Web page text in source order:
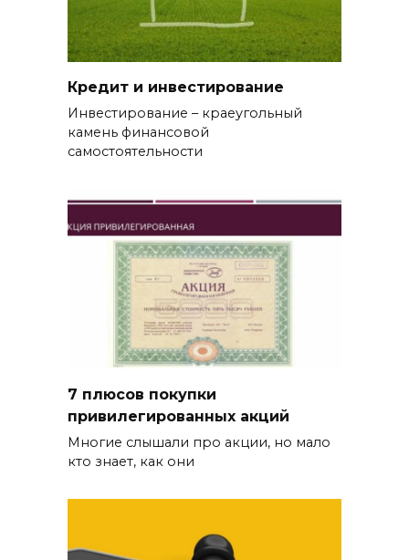
Кредит и инвестирование
Инвестирование – краеугольный
камень финансовой
самостоятельности
7 плюсов покупки
привилегированных акций
Многие слышали про акции, но мало
кто знает, как они